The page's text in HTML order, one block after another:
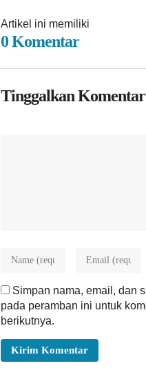
Artikel ini memiliki
0 Komentar
Tinggalkan Komentar
Simpan nama, email, dan
pada peramban ini untuk
berikutnya.